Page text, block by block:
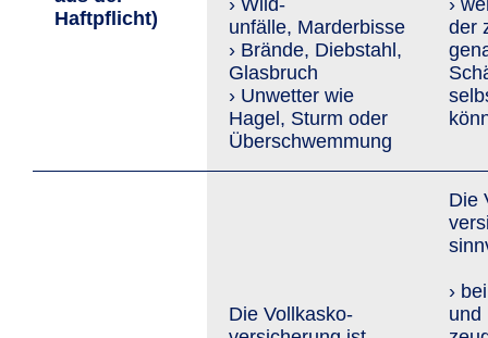
Haftpflicht)
› Wild­
unfälle, Marderbisse
› Brände, Diebstahl,
Glasbruch
› Unwetter wie
Hagel, Sturm oder
Überschwemmung
›
der
Die Vollkasko­
Die
›